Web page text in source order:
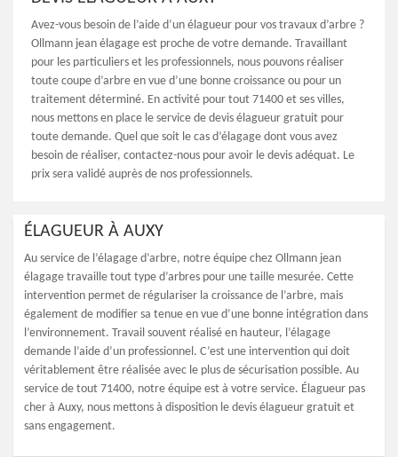
Avez-vous besoin de l’aide d’un élagueur pour vos travaux d’arbre ?
Ollmann jean élagage est proche de votre demande. Travaillant
pour les particuliers et les professionnels, nous pouvons réaliser
toute coupe d’arbre en vue d’une bonne croissance ou pour un
traitement déterminé. En activité pour tout 71400 et ses villes,
nous mettons en place le service de devis élagueur gratuit pour
toute demande. Quel que soit le cas d’élagage dont vous avez
besoin de réaliser, contactez-nous pour avoir le devis adéquat. Le
prix sera validé auprès de nos professionnels.
ÉLAGUEUR À AUXY
Au service de l’élagage d’arbre, notre équipe chez Ollmann jean
élagage travaille tout type d’arbres pour une taille mesurée. Cette
intervention permet de régulariser la croissance de l’arbre, mais
également de modifier sa tenue en vue d’une bonne intégration dans
l’environnement. Travail souvent réalisé en hauteur, l’élagage
demande l’aide d’un professionnel. C’est une intervention qui doit
véritablement être réalisée avec le plus de sécurisation possible. Au
service de tout 71400, notre équipe est à votre service. Élagueur pas
cher à Auxy, nous mettons à disposition le devis élagueur gratuit et
sans engagement.